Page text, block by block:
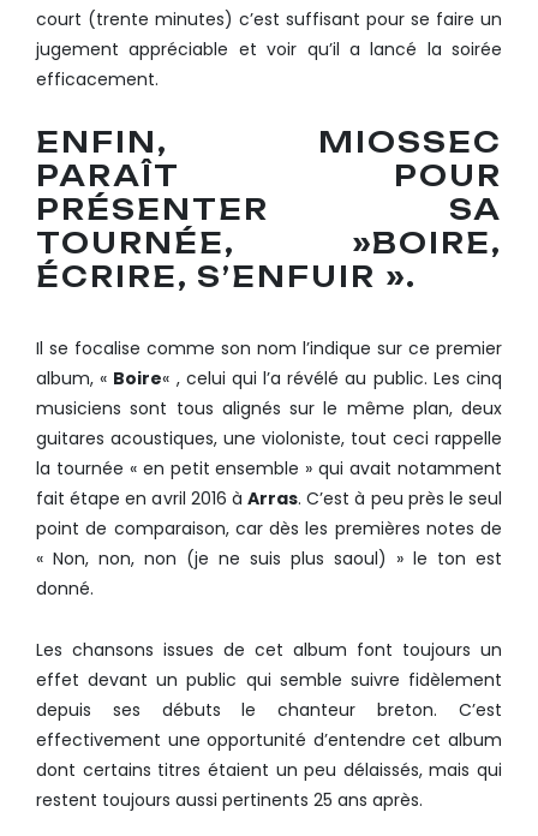
court (trente minutes) c’est suffisant pour se faire un
jugement appréciable et voir qu’il a lancé la soirée
efficacement.
ENFIN, MIOSSEC
PARAÎT POUR
PRÉSENTER SA
TOURNÉE, »BOIRE,
ÉCRIRE, S’ENFUIR ».
Il se focalise comme son nom l’indique sur ce premier
album, « Boire« , celui qui l’a révélé au public. Les cinq
musiciens sont tous alignés sur le même plan, deux
guitares acoustiques, une violoniste, tout ceci rappelle
la tournée « en petit ensemble » qui avait notamment
fait étape en avril 2016 à Arras. C’est à peu près le seul
point de comparaison, car dès les premières notes de
« Non, non, non (je ne suis plus saoul) » le ton est
donné.
Les chansons issues de cet album font toujours un
effet devant un public qui semble suivre fidèlement
depuis ses débuts le chanteur breton. C’est
effectivement une opportunité d’entendre cet album
dont certains titres étaient un peu délaissés, mais qui
restent toujours aussi pertinents 25 ans après.